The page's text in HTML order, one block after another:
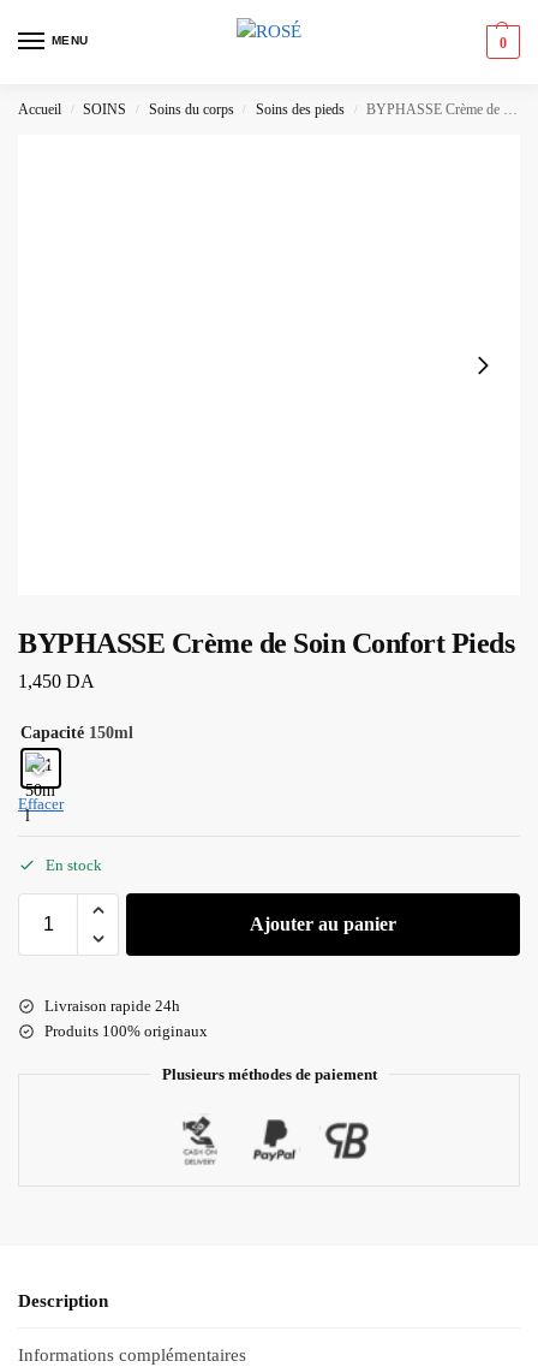
MENU 0
Accueil / SOINS / Soins du corps / Soins des pieds / BYPHASSE Crème de Soin Confort Pieds
BYPHASSE Crème de Soin Confort Pieds
1,450 DA
Capacité 150ml
Effacer
En stock
Ajouter au panier
Livraison rapide 24h
Produits 100% originaux
Plusieurs méthodes de paiement
Description
Informations complémentaires